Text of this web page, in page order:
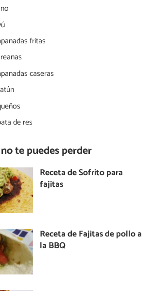
fritas
caseras
de res
te puedes perder
Receta de Sofrito para
fajitas
Receta de Fajitas de pollo a
la BBQ